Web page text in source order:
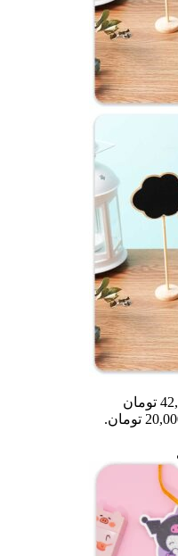
قیمت اصلی: 42,000 تومان